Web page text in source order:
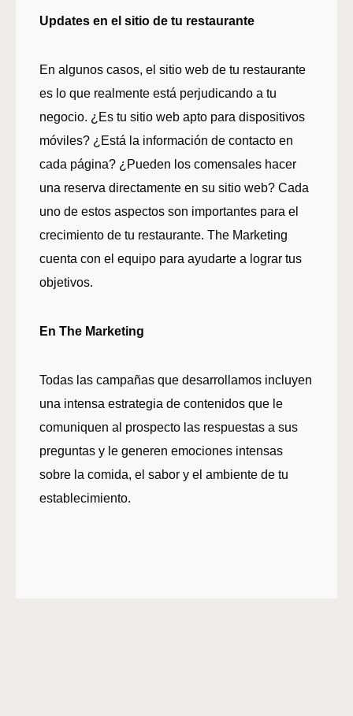
Updates en el sitio de tu restaurante
En algunos casos, el sitio web de tu restaurante
es lo que realmente está perjudicando a tu
negocio. ¿Es tu sitio web apto para dispositivos
móviles? ¿Está la información de contacto en
cada página? ¿Pueden los comensales hacer
una reserva directamente en su sitio web? Cada
uno de estos aspectos son importantes para el
crecimiento de tu restaurante. The Marketing
cuenta con el equipo para ayudarte a lograr tus
objetivos.
En The Marketing
Todas las campañas que desarrollamos incluyen
una intensa estrategia de contenidos que le
comuniquen al prospecto las respuestas a sus
preguntas y le generen emociones intensas
sobre la comida, el sabor y el ambiente de tu
establecimiento.